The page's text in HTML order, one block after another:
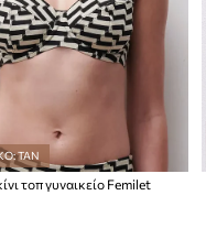
TAN
τοπ γυναικείο Femilet